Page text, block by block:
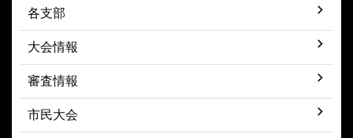
各支部
大会情報
審査情報
市民大会